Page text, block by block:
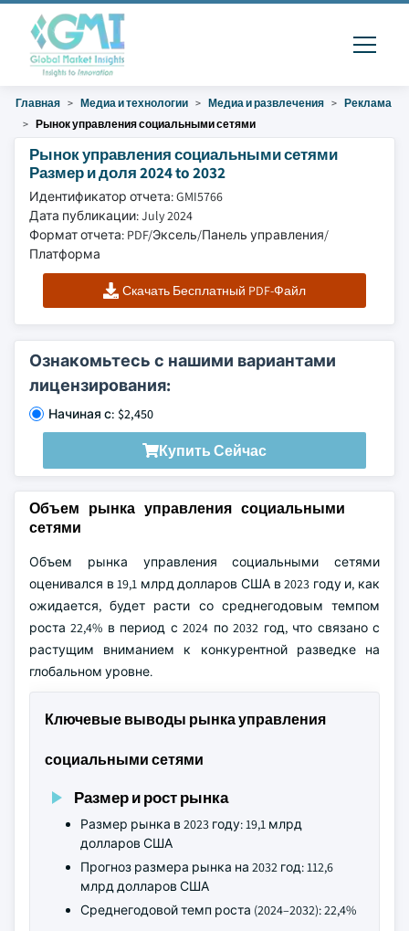
Главная Медиа и технологии Медиа и развлечения
Реклама
Рынок управления социальными сетями
Рынок управления социальными сетями
Размер и доля 2024 to 2032
Идентификатор отчета: GMI5766
Дата публикации: July 2024
Формат отчета: PDF/Эксель/Панель управления/
Платформа
Скачать Бесплатный PDF-Файл
Ознакомьтесь с нашими вариантами
лицензирования:
Начиная с: $2,450
Купить Сейчас
Объем рынка управления социальными
сетями
Объем рынка управления социальными сетями
оценивался в 19,1 млрд долларов США в 2023 году и, как
ожидается, будет расти со среднегодовым темпом
роста 22,4% в период с 2024 по 2032 год, что связано с
растущим вниманием к конкурентной разведке на
глобальном уровне.
Ключевые выводы рынка управления
социальными сетями
Размер и рост рынка
Размер рынка в 2023 году: 19,1 млрд
долларов США
Прогноз размера рынка на 2032 год: 112,6
млрд долларов США
Среднегодовой темп роста (2024–2032): 22,4%